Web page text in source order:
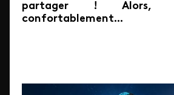
partager ! Alors,
confortablement...